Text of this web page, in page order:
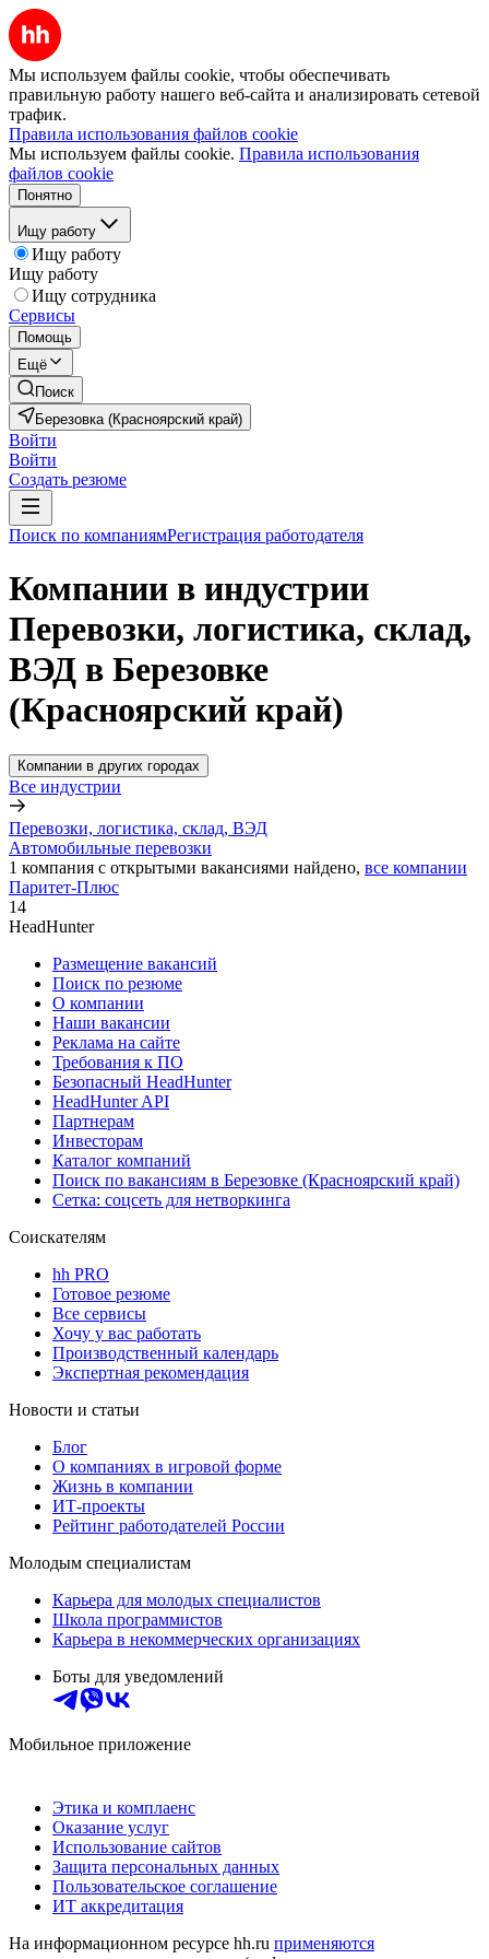
Мы используем файлы cookie, чтобы обеспечивать
правильную работу нашего веб-сайта и анализировать сетевой
трафик.
Правила использования файлов cookie
Мы используем файлы cookie. Правила использования
файлов cookie
Понятно
Ищу работу
Ищу работу
Ищу работу
Ищу сотрудника
Сервисы
Помощь
Ещё
Поиск
Березовка (Красноярский край)
Войти
Войти
Создать резюме
Поиск по компаниямРегистрация работодателя
Компании в индустрии
Перевозки, логистика, склад,
ВЭД в Березовке
(Красноярский край)
Компании в других городах
Все индустрии
Перевозки, логистика, склад, ВЭД
Автомобильные перевозки
1 компания с открытыми вакансиями найдено, все компании
Паритет-Плюс
14
HeadHunter
Размещение вакансий
Поиск по резюме
О компании
Наши вакансии
Реклама на сайте
Требования к ПО
Безопасный HeadHunter
HeadHunter API
Партнерам
Инвесторам
Каталог компаний
Поиск по вакансиям в Березовке (Красноярский край)
Сетка: соцсеть для нетворкинга
Соискателям
hh PRO
Готовое резюме
Все сервисы
Хочу у вас работать
Производственный календарь
Экспертная рекомендация
Новости и статьи
Блог
О компаниях в игровой форме
Жизнь в компании
ИТ-проекты
Рейтинг работодателей России
Молодым специалистам
Карьера для молодых специалистов
Школа программистов
Карьера в некоммерческих организациях
Боты для уведомлений
Мобильное приложение
Этика и комплаенс
Оказание услуг
Использование сайтов
Защита персональных данных
Пользовательское соглашение
ИТ аккредитация
На информационном ресурсе hh.ru применяются